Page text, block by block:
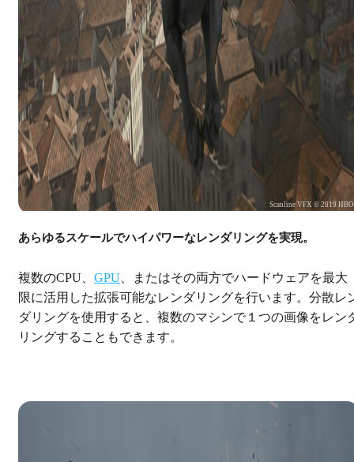
Scanline VFX © 2019 HBO
あらゆるスケールでハイパワーなレンダリングを実現。
複数のCPU、 GPU、またはその両方でハードウェアを最大
限に活用した拡張可能なレンダリングを行います。分散レ
ダリングを使用すると、複数のマシンで１つの画像をレン
リングすることもできます。